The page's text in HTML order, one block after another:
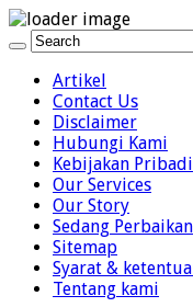
Close
Tutup
Artikel
Contact Us
Disclaimer
Hubungi Kami
Kebijakan Pribadi
Our Services
Our Story
Sedang Perbaikan
Sitemap
Syarat & ketentuan